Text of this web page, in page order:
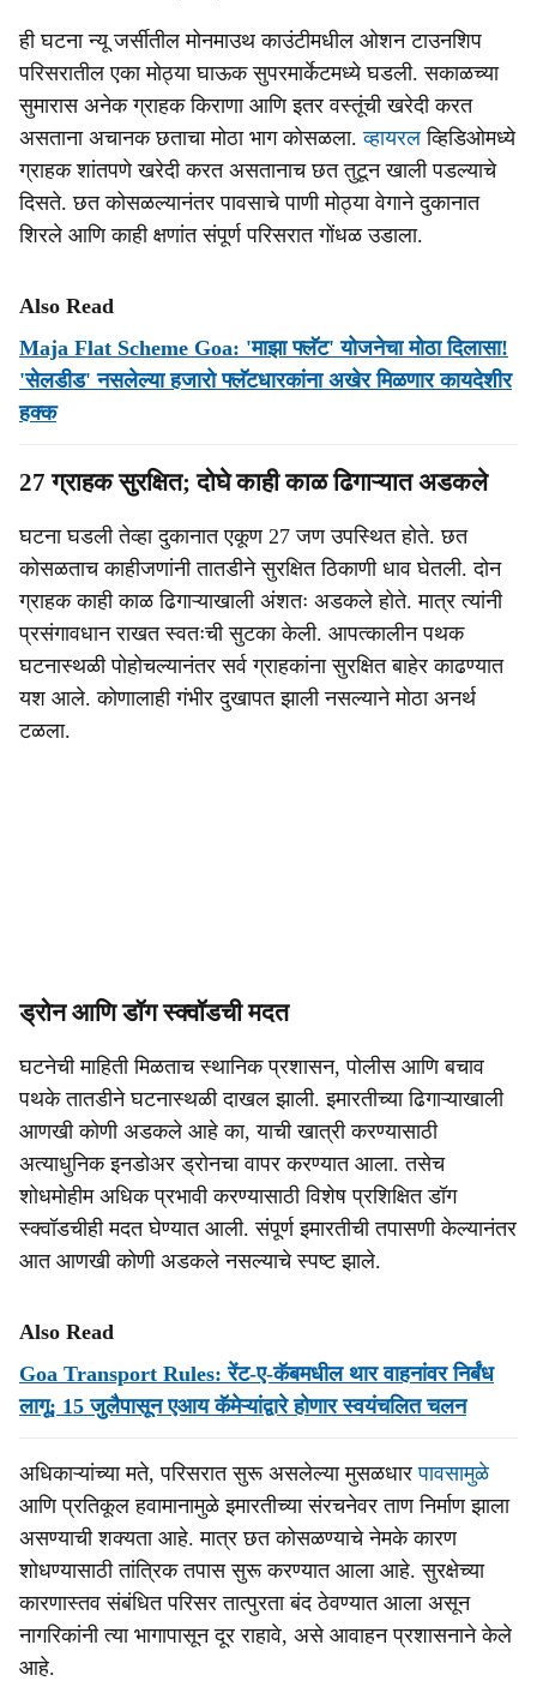
ही घटना न्यू जर्सीतील मोनमाउथ काउंटीमधील ओशन टाउनशिप
परिसरातील एका मोठ्या घाऊक सुपरमार्केटमध्ये घडली. सकाळच्या
सुमारास अनेक ग्राहक किराणा आणि इतर वस्तूंची खरेदी करत
असताना अचानक छताचा मोठा भाग कोसळला.व्हायरलव्हिडिओमध्ये
ग्राहक शांतपणे खरेदी करत असतानाच छत तुटून खाली पडल्याचे
दिसते. छत कोसळल्यानंतर पावसाचे पाणी मोठ्या वेगाने दुकानात
शिरले आणि काही क्षणांत संपूर्ण परिसरात गोंधळ उडाला.
Also Read
Maja Flat Scheme Goa: 'माझा फ्लॅट' योजनेचा मोठा दिलासा!
'सेलडीड' नसलेल्या हजारो फ्लॅटधारकांना अखेर मिळणार कायदेशीर
हक्क
27 ग्राहक सुरक्षित; दोघे काही काळ ढिगाऱ्यात अडकले
घटना घडली तेव्हा दुकानात एकूण 27 जण उपस्थित होते. छत
कोसळताच काहीजणांनी तातडीने सुरक्षित ठिकाणी धाव घेतली. दोन
ग्राहक काही काळ ढिगाऱ्याखाली अंशतः अडकले होते. मात्र त्यांनी
प्रसंगावधान राखत स्वतःची सुटका केली. आपत्कालीन पथक
घटनास्थळी पोहोचल्यानंतर सर्व ग्राहकांना सुरक्षित बाहेर काढण्यात
यश आले. कोणालाही गंभीर दुखापत झाली नसल्याने मोठा अनर्थ
टळला.
ड्रोन आणि डॉग स्क्वॉडची मदत
घटनेची माहिती मिळताच स्थानिक प्रशासन, पोलीस आणि बचाव
पथके तातडीने घटनास्थळी दाखल झाली. इमारतीच्या ढिगाऱ्याखाली
आणखी कोणी अडकले आहे का, याची खात्री करण्यासाठी
अत्याधुनिक इनडोअर ड्रोनचा वापर करण्यात आला. तसेच
शोधमोहीम अधिक प्रभावी करण्यासाठी विशेष प्रशिक्षित डॉग
स्क्वॉडचीही मदत घेण्यात आली. संपूर्ण इमारतीची तपासणी केल्यानंतर
आत आणखी कोणी अडकले नसल्याचे स्पष्ट झाले.
Also Read
Goa Transport Rules: रेंट-ए-कॅबमधील थार वाहनांवर निर्बंध
लागू; 15 जुलैपासून एआय कॅमेऱ्यांद्वारे होणार स्वयंचलित चलन
अधिकाऱ्यांच्या मते, परिसरात सुरू असलेल्या मुसळधारपावसामुळे
आणि प्रतिकूल हवामानामुळे इमारतीच्या संरचनेवर ताण निर्माण झाला
असण्याची शक्यता आहे. मात्र छत कोसळण्याचे नेमके कारण
शोधण्यासाठी तांत्रिक तपास सुरू करण्यात आला आहे. सुरक्षेच्या
कारणास्तव संबंधित परिसर तात्पुरता बंद ठेवण्यात आला असून
नागरिकांनी त्या भागापासून दूर राहावे, असे आवाहन प्रशासनाने केले
आहे.